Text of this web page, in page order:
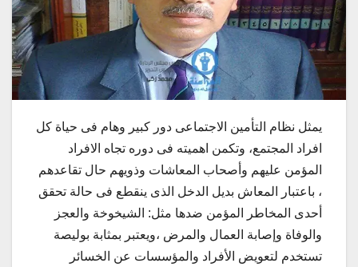
يمثل نظام التأمين الاجتماعى دور كبير وهام فى حياة كل
افراد المجتمع، وتكمن اهميته فى دوره تجاه الافراد
المؤمن عليهم وأصحاب المعاشات وذويهم حال تقاعدهم
، باعتبار المعاش بديل الدخل الذى ينقطع فى حالة تحقق
أحدى المخاطر المؤمن ضدها مثل: الشيخوخة والعجز
والوفاة وإصابة العمال والمرض ،ويعتبر بمثابة بوليصة
تستخدم لتعويض الأفراد والمؤسسات عن الخسائر